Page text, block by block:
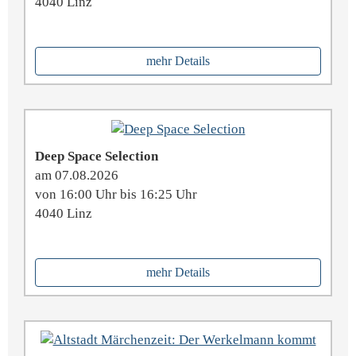
mehr Details
Deep Space Selection
am 07.08.2026
von 16:00 Uhr bis 16:25 Uhr
4040 Linz
mehr Details